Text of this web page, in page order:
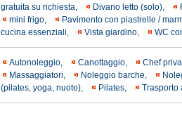
gratuita su richiesta,
Divano letto (solo),
mini frigo,
Pavimento con piastrelle /
cucina essenziali,
Vista giardino, WC
Autonoleggio, Canottaggio, Chef
Massaggiatori,
Noleggio barche,
(pilates, yoga, nuoto),
Pilates, Trasporto